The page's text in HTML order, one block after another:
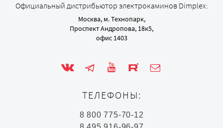
Официальный дистрибьютор электрокаминов Dimplex:
Москва, м. Технопарк,
Проспект Андропова, 18к5,
офис 1403
ТЕЛЕФОНЫ:
8 800 775-70-12